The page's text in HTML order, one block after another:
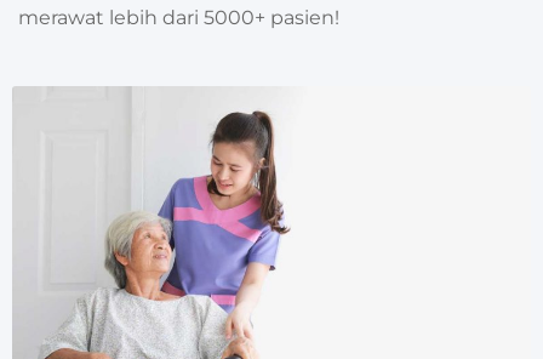
merawat lebih dari 5000+ pasien!